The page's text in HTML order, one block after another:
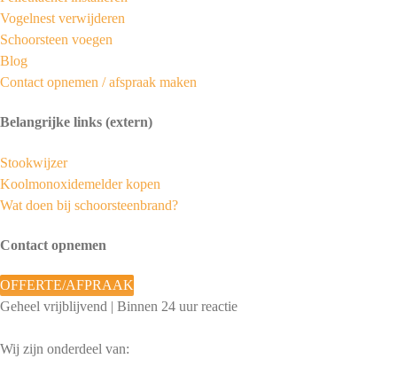
Vogelnest verwijderen
Schoorsteen voegen
Blog
Contact opnemen / afspraak maken
Belangrijke links (extern)
Stookwijzer
Koolmonoxidemelder kopen
Wat doen bij schoorsteenbrand?
Contact opnemen
OFFERTE/AFPRAAK
Geheel vrijblijvend | Binnen 24 uur reactie
Wij zijn onderdeel van: